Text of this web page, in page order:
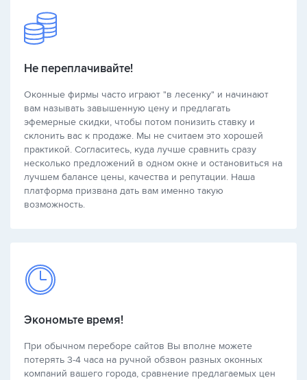
Не переплачивайте!
Оконные фирмы часто играют "в лесенку" и начинают
вам называть завышенную цену и предлагать
эфемерные скидки, чтобы потом понизить ставку и
склонить вас к продаже. Мы не считаем это хорошей
практикой. Согласитесь, куда лучше сравнить сразу
несколько предложений в одном окне и остановиться на
лучшем балансе цены, качества и репутации. Наша
платформа призвана дать вам именно такую
возможность.
Экономьте время!
При обычном переборе сайтов Вы вполне можете
потерять 3-4 часа на ручной обзвон разных оконных
компаний вашего города, сравнение предлагаемых цен